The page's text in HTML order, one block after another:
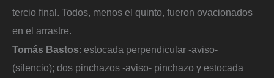
tercio final. Todos, menos el quinto, fueron ovacionados
en el arrastre.
Tomás Bastos: estocada perpendicular -aviso-
(silencio); dos pinchazos -aviso- pinchazo y estocada